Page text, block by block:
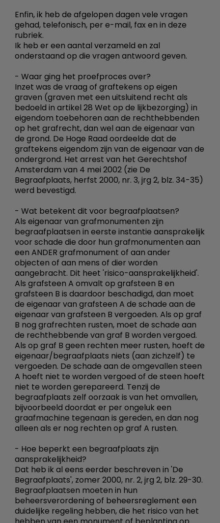
Enfin, ik heb de afgelopen dagen vele vragen
gehad, telefonisch, per e-mail, fax en in deze
rubriek.
Ik heb er een aantal verzameld en zal
onderstaand op die vragen antwoord geven.
- Waar ging het proefproces over?
Inzet was de vraag of graftekens op eigen
graven (graven met een uitsluitend recht als
bedoeld in artikel 28 Wet op de lijkbezorging) in
eigendom toebehoren aan de rechthebbenden
op het grafrecht, dan wel aan de eigenaar van
de grond. De Hoge Raad oordeelde dat de
graftekens eigendom zijn van de eigenaar van de
ondergrond. Het arrest van het Gerechtshof
Amsterdam van 4 mei 2002 (zie De
Begraafplaats, herfst 2000, nr. 3, jrg 2, blz. 34-35)
werd bevestigd.
- Wat betekent dit voor begraafplaatsen?
Als eigenaar van grafmonumenten zijn
begraafplaatsen in eerste instantie aansprakelijk
voor schade die door hun grafmonumenten aan
een ANDER grafmonument of aan ander
objecten of aan mens of dier worden
aangebracht. Dit heet 'risico-aansprakelijkheid'.
Als grafsteen A omvalt op grafsteen B en
grafsteen B is daardoor beschadigd, dan moet
de eigenaar van grafsteen A de schade aan de
eigenaar van grafsteen B vergoeden. Als op graf
B nog grafrechten rusten, moet de schade aan
de rechthebbende van graf B worden vergoed.
Als op graf B geen rechten meer rusten, hoeft de
eigenaar/begraafplaats niets (aan zichzelf) te
vergoeden. De schade aan de omgevallen steen
A hoeft niet te worden vergoed of de steen hoeft
niet te worden gerepareerd. Tenzij de
begraafplaats zelf oorzaak is van het omvallen,
bijvoorbeeld doordat er per ongeluk een
graafmachine tegenaan is gereden, en dan nog
alleen als er nog rechten op graf A rusten.
- Hoe beperkt een begraafplaats zijn
aansprakelijkheid?
Dat heb ik al eens eerder beschreven in 'De
Begraafplaats', zomer 2000, nr. 2, jrg 2, blz. 29-30.
Begraafplaatsen moeten in hun
beheersverordening of beheersreglement een
duidelijke regeling hebben, die het risico van het